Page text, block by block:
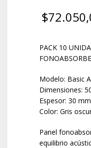
$
PACK 10
Modelo: Basic
Dimensiones:
Espesor: 30
Color: Gris
Panel
equilibrio